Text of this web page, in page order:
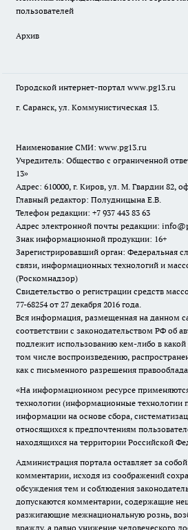
пользователей
Архив
Городской интернет-портал www.pg13.ru
г. Саранск, ул. Коммунистическая 13.
Наименование СМИ: www.pg13.ru
Учредитель: Общество с ограниченной
13»
Адрес: 610000, г. Киров, ул. М. Гвардии 82,
Главный редактор: Полудницына Е.В.
Телефон редакции: +7 937 443 83 63
Адрес электронной почты редакции:
Знак информационной продукции: 16+
Зарегистрировавший орган: Федеральная
связи, информационных технологий и
(Роскомнадзор)
Свидетельство о регистрации средств
77-68254 от 27 декабря 2016 года.
Вся информация, размещенная на данном
соответствии с законодательством РФ об
подлежит использованию кем-либо в
том числе воспроизведению,
как с письменного разрешения
«На информационном ресурсе
технологии (информационные технологии
информации на основе сбора,
относящихся к предпочтениям
находящихся на территории Российской
Администрация портала оставляет за
комментарии, исходя из соображений
обсуждения тем и соблюдения
допускаются комментарии, содержащие
разжигающие межнациональную рознь,
вражду, а равно унижение человеческого